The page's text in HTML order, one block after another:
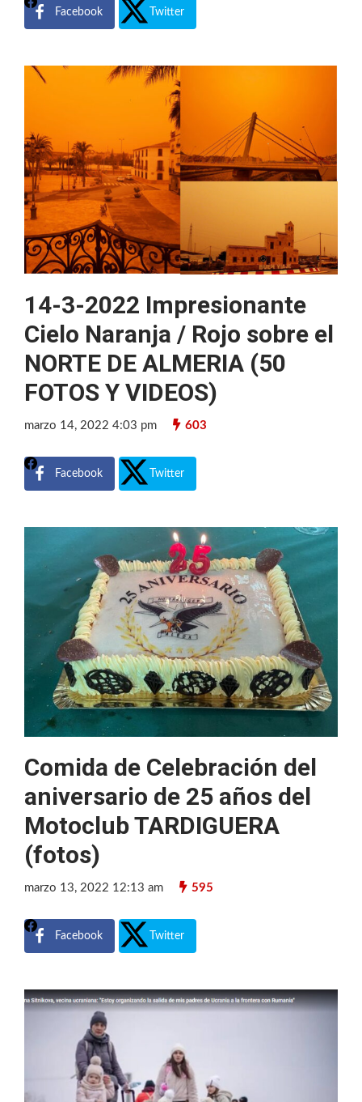
Facebook Twitter
14-3-2022 Impresionante
Cielo Naranja / Rojo sobre el
NORTE DE ALMERIA (50
FOTOS Y VIDEOS)
marzo 14, 2022 4:03 pm 603
Facebook Twitter
Comida de Celebración del
aniversario de 25 años del
Motoclub TARDIGUERA
(fotos)
marzo 13, 2022 12:13 am 595
Facebook Twitter